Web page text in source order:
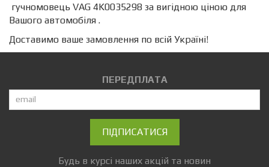
гучномовець VAG 4K0035298 за вигідною ціною для
Вашого автомобіля .
Доставимо ваше замовлення по всій Україні!
ПЕРЕДПЛАТА
ПІДПИСАТИСЯ
Будь в курсі наших акцій та новин